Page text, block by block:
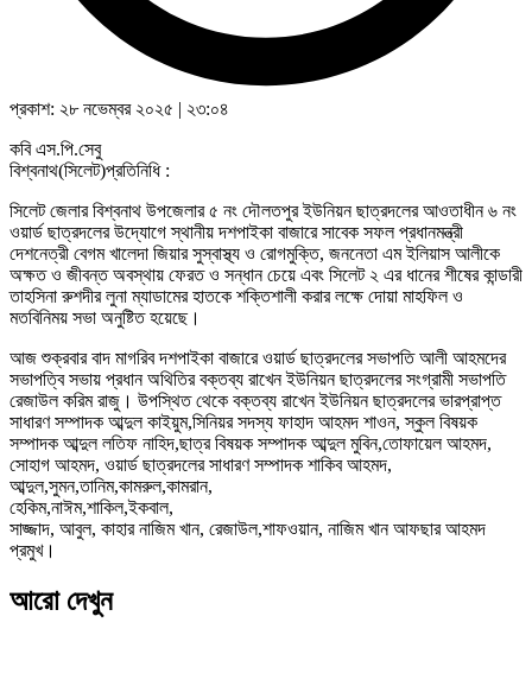
প্রকাশ: ২৮ নভেম্বর ২০২৫ | ২৩:০৪
কবি এস.পি.সেবু
বিশ্বনাথ(সিলেট)প্রতিনিধি :
সিলেট জেলার বিশ্বনাথ উপজেলার ৫ নং দৌলতপুর ইউনিয়ন ছাত্রদলের আওতাধীন ৬ নং
ওয়ার্ড ছাত্রদলের উদ্যোগে স্থানীয় দশপাইকা বাজারে সাবেক সফল প্রধানমন্ত্রী
দেশনেত্রী বেগম খালেদা জিয়ার সুস্বাস্থ্য ও রোগমুক্তি, জননেতা এম ইলিয়াস আলীকে
অক্ষত ও জীবন্ত অবস্থায় ফেরত ও সন্ধান চেয়ে এবং সিলেট ২ এর ধানের শীষের কান্ডারী
তাহসিনা রুশদীর লুনা ম্যাডামের হাতকে শক্তিশালী করার লক্ষে দোয়া মাহফিল ও
মতবিনিময় সভা অনুষ্টিত হয়েছে।
আজ শুক্রবার বাদ মাগরিব দশপাইকা বাজারে ওয়ার্ড ছাত্রদলের সভাপতি আলী আহমদের
সভাপত্বি সভায় প্রধান অথিতির বক্তব্য রাখেন ইউনিয়ন ছাত্রদলের সংগ্রামী সভাপতি
রেজাউল করিম রাজু। উপস্থিত থেকে বক্তব্য রাখেন ইউনিয়ন ছাত্রদলের ভারপ্রাপ্ত
সাধারণ সম্পাদক আব্দুল কাইয়ুম,সিনিয়র সদস্য ফাহাদ আহমদ শাওন, স্কুল বিষয়ক
সম্পাদক আব্দুল লতিফ নাহিদ,ছাত্র বিষয়ক সম্পাদক আব্দুল মুবিন,তোফায়েল আহমদ,
সোহাগ আহমদ, ওয়ার্ড ছাত্রদলের সাধারণ সম্পাদক শাকিব আহমদ,
আব্দুল,সুমন,তানিম,কামরুল,কামরান,
হেকিম,নাঈম,শাকিল,ইকবাল,
সাজ্জাদ, আবুল, কাহার নাজিম খান, রেজাউল,শাফওয়ান, নাজিম খান আফছার আহমদ
প্রমুখ।
আরো দেখুন